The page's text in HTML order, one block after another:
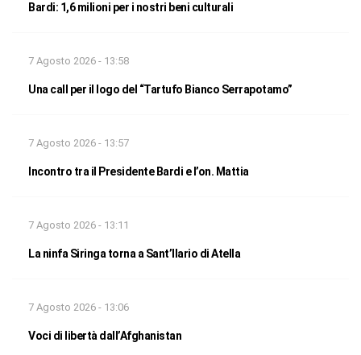
Bardi: 1,6 milioni per i nostri beni culturali
7 Agosto 2026 - 13:58
Una call per il logo del “Tartufo Bianco Serrapotamo”
7 Agosto 2026 - 13:57
Incontro tra il Presidente Bardi e l’on. Mattia
7 Agosto 2026 - 13:11
La ninfa Siringa torna a Sant’Ilario di Atella
7 Agosto 2026 - 13:06
Voci di libertà dall’Afghanistan